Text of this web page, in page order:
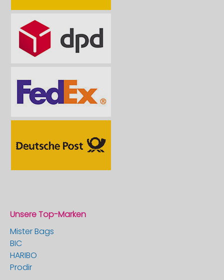
Unsere Top-Marken
Mister Bags
BIC
HARIBO
Prodir